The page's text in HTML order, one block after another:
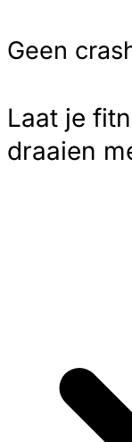
Geen
Laat je
draaien